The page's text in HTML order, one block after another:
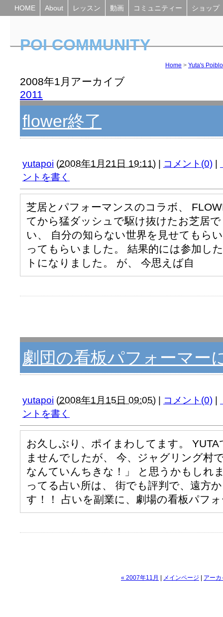
HOME About レッスン 動画 コミュニティー ショップ
POI COMMUNITY
Home > Yuta's
2008年1月アーカイブ
2011
flower終了
yutapoi (2008年1月21日 19:11) | コメント(0) |
ントを書く
芝居とパフォーマンスのコラボ、
てから猛ダッシュで駆け抜けたお芝居
い、 自分の知らない世界を見せてもら
ってもらいました。 結果的には参加し
トになりました。 が、 今思えば自
劇団の看板パフォーマー
yutapoi (2008年1月15日 09:05) | コメント(0) |
ントを書く
お久しぶり、ポイまわしてます。
ませんでしたが、 今、ジャグリング村
なんていんちきな！」 と思うかもしれ
ってる占い所は、 街でも評判で、遠方
す！！ 占いを副業に、劇場の看板パフ
« 2007年11月 | メインページ | アーカ